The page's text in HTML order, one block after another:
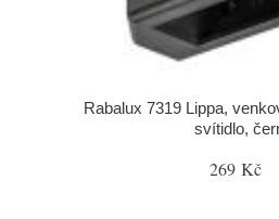
Rabalux 7319 Lippa,
svítidlo,
269 Kč